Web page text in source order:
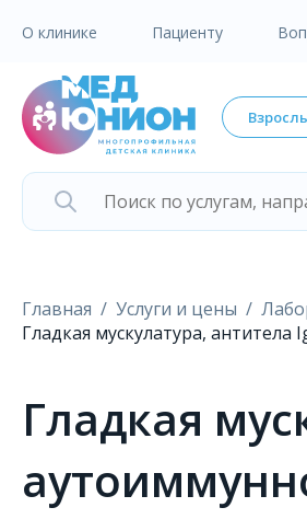
О клинике Пациенту
Главная Услуги и цены
Гладкая мускулатура,
Гладкая